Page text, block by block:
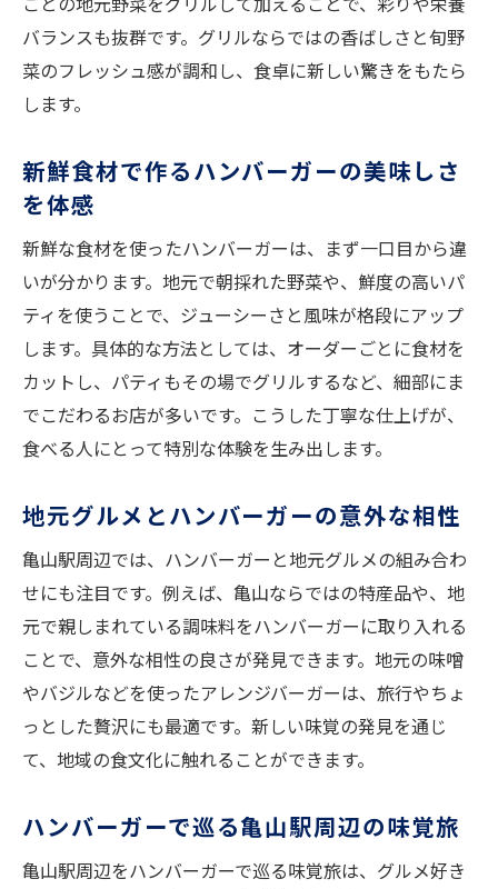
バランスも抜群です。グリルならではの香ばしさと旬野
菜のフレッシュ感が調和し、食卓に新しい驚きをもたら
します。
新鮮食材で作るハンバーガーの美味しさ
を体感
新鮮な食材を使ったハンバーガーは、まず一口目から違
いが分かります。地元で朝採れた野菜や、鮮度の高いパ
ティを使うことで、ジューシーさと風味が格段にアップ
します。具体的な方法としては、オーダーごとに食材を
カットし、パティもその場でグリルするなど、細部にま
でこだわるお店が多いです。こうした丁寧な仕上げが、
食べる人にとって特別な体験を生み出します。
地元グルメとハンバーガーの意外な相性
亀山駅周辺では、ハンバーガーと地元グルメの組み合わ
せにも注目です。例えば、亀山ならではの特産品や、地
元で親しまれている調味料をハンバーガーに取り入れる
ことで、意外な相性の良さが発見できます。地元の味噌
やバジルなどを使ったアレンジバーガーは、旅行やちょ
っとした贅沢にも最適です。新しい味覚の発見を通じ
て、地域の食文化に触れることができます。
ハンバーガーで巡る亀山駅周辺の味覚旅
亀山駅周辺をハンバーガーで巡る味覚旅は、グルメ好き